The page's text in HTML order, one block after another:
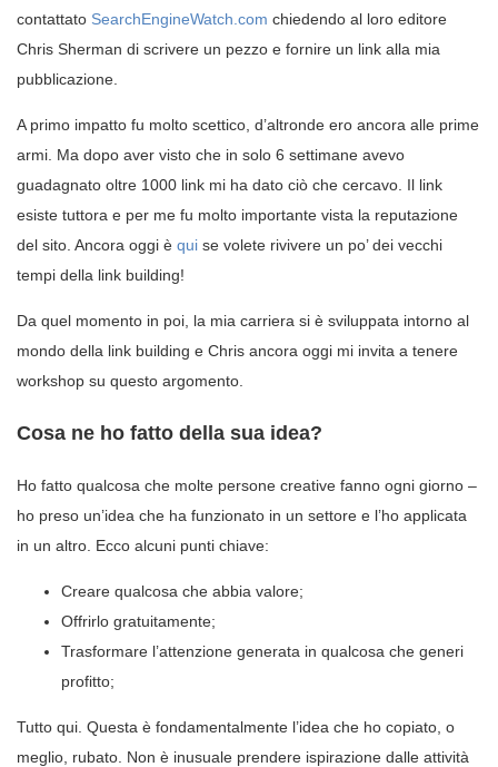
contattato SearchEngineWatch.com chiedendo al loro editore
Chris Sherman di scrivere un pezzo e fornire un link alla mia
pubblicazione.
A primo impatto fu molto scettico, d’altronde ero ancora alle prime
armi. Ma dopo aver visto che in solo 6 settimane avevo
guadagnato oltre 1000 link mi ha dato ciò che cercavo. Il link
esiste tuttora e per me fu molto importante vista la reputazione
del sito. Ancora oggi è qui se volete rivivere un po’ dei vecchi
tempi della link building!
Da quel momento in poi, la mia carriera si è sviluppata intorno al
mondo della link building e Chris ancora oggi mi invita a tenere
workshop su questo argomento.
Cosa ne ho fatto della sua idea?
Ho fatto qualcosa che molte persone creative fanno ogni giorno –
ho preso un’idea che ha funzionato in un settore e l’ho applicata
in un altro. Ecco alcuni punti chiave:
Creare qualcosa che abbia valore;
Offrirlo gratuitamente;
Trasformare l’attenzione generata in qualcosa che generi
profitto;
Tutto qui. Questa è fondamentalmente l’idea che ho copiato, o
meglio, rubato. Non è inusuale prendere ispirazione dalle attività